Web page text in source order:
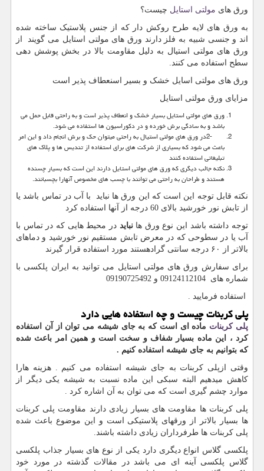
ورق های مولتی استایل چیست؟
به ورق های لایه طرح روکش دار که از جنس پلاستیک ساخته شده
اند و جنسی شبیه به فلز دارند ورق های مولتی استایل می گویند از
ورق های مولتی استیال به دلیل مقاومت بالا در بخش پوشش دهی
سطح استفاده می کنند.
ورق های مولتی اسایل خشک و بسیر اسنعطاف پذیر است
مزایای ورق مولتی استایل
ورق های مولتی استایل بسیار خشک و انعطاف پذیر است و به راحتی قابل حمل می
باشد و به سادگی برش خورده و در دکوراسیون ها استفاده می شود.
2-در ورق های مولتی استیال به راحتی میتوان حک و برش انجام داد و این امر
باعث می شود که بسیاری از شرکت های برای استفاده از تندیس ها و پلاک های
تبلیغاتی استفاده کنند
نکته جالب دیگری که ورق های مولتی استایل دارند این است که بسیار چسنده
هستند و طراحان به راحتی می توانند با چسب های مخصوص آنهارا بچسبانند.
نکته قابل توجه این است که این ورق ها نباید با آب در تماس باشد یا
از تابش نور خورشید بالای 60 درجه از آنها استفاده کرد
توجه داشته باشد این نوع ورق هانباید در محیط هایی که در تماس با
آب یا در سطوحی که در معرض تابش مستقیم نور خورشید و دماهای
بالاتر از ۶۰ درجه سانتی گرادهستند مورد استفاده قرار گیرند
برای سفارش ورق های مولتی استایل می توانید به ایران پلکسی با
شماره های 09124112104 و 09190725492
استفاده فرمایید .
پلی کربنات چیست و چه استفاده هایی دارد
پلی کربنات ماده ای است که به جای شیشه می توان از آن استفاده
کرد ، این ماده بسیار شفاف و سخت است و همین امر باعث شده
که بتوانیم به جای شیشه استفاده کنیم .
وقتی ازپلی کربنات به جای شیشه استفاده می کنیم . هزینه هارا
کاهش میدهیم البته سبکی این ماده نسبت به شیشه یکی دیگر از
موارد چشم گیری است که می توان به آن اشاره کرد .
پلی کربنات ها مقاومت های بسیار زیادی دارند مقاومت پلی کربنات
ها بسیار بالاتر از ورقهای پلاستیکی است و این موضوع باعث شده
پلی کربنات ها طرفرداران زیادی داشته باشند.
پلکسی گلاس انواع دیگری دارد یکی از نوع های بسیار جذاب پلکسی
گلاس پلکسی آینه ای می باشد در مقالات گذشته در مورد خود